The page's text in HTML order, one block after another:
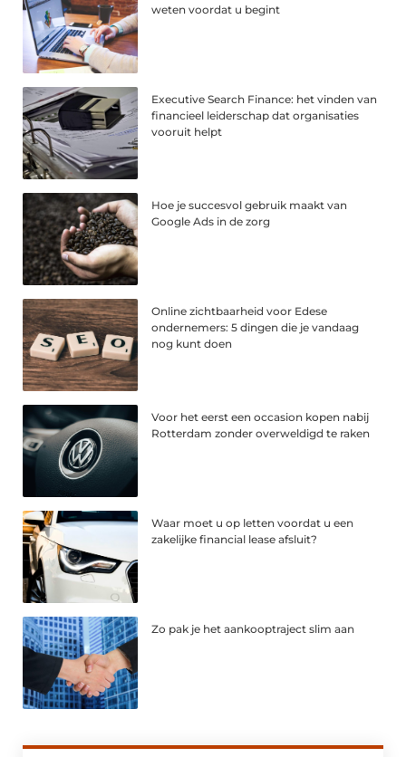
weten voordat u begint
Executive Search Finance: het vinden van
financieel leiderschap dat organisaties
vooruit helpt
Hoe je succesvol gebruik maakt van
Google Ads in de zorg
Online zichtbaarheid voor Edese
ondernemers: 5 dingen die je vandaag
nog kunt doen
Voor het eerst een occasion kopen nabij
Rotterdam zonder overweldigd te raken
Waar moet u op letten voordat u een
zakelijke financial lease afsluit?
Zo pak je het aankooptraject slim aan